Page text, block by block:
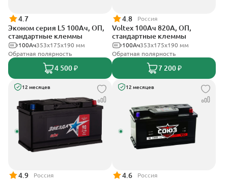
4.7
Эконом серия L5 100Ач, ОП,
стандартные клеммы
353х175х190 мм
100Ач
Обратная полярность
4 500 ₽
4.8 Россия
Voltex 100Ач 820А, ОП,
стандартные клеммы
353х175х190 мм
100Ач
Обратная полярность
7 200 ₽
12 месяцев
4.9 Россия
12 месяцев
4.6 Россия